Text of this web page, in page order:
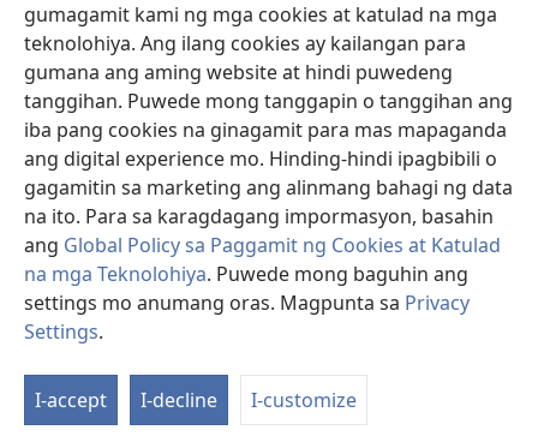
gumagamit kami ng mga cookies at katulad na mga
teknolohiya. Ang ilang cookies ay kailangan para
gumana ang aming website at hindi puwedeng
tanggihan. Puwede mong tanggapin o tanggihan ang
iba pang cookies na ginagamit para mas mapaganda
ang digital experience mo. Hinding-hindi ipagbibili o
gagamitin sa marketing ang alinmang bahagi ng data
na ito. Para sa karagdagang impormasyon, basahin
ang Global Policy sa Paggamit ng Cookies at Katulad
na mga Teknolohiya. Puwede mong baguhin ang
settings mo anumang oras. Magpunta sa Privacy
Settings.
I-accept I-decline I-customize
na
bagong
window)
Watchtower ONLINE LIBRARY™
(may
bubukas
na
bagong
window)
JW Hub ®
(may
bubukas
bagong
window)
JW Library ®
Watchtower Library®
Copyright
KASUNDUAN SA PAGGAMIT